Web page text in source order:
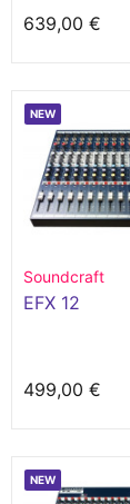
639,00 €
NEW
Soundcraft
EFX 12
499,00 €
NEW